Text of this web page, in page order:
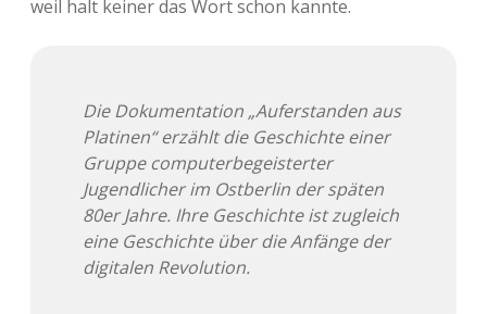
Wandnotizen
Adventskalender 2014
Adventskalender 2015
Adventskalender 2016
weil halt keiner das Wort schon kannte.
Die Dokumentation „Auferstanden aus
Platinen“ erzählt die Geschichte einer
Gruppe computerbegeisterter
Jugendlicher im Ostberlin der späten
80er Jahre. Ihre Geschichte ist zugleich
eine Geschichte über die Anfänge der
digitalen Revolution.